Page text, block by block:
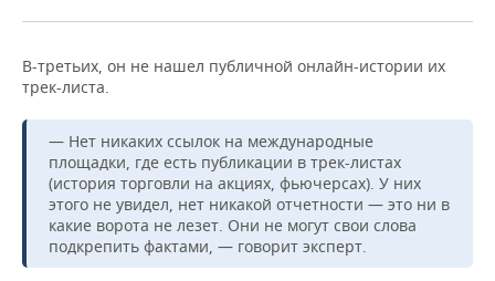
В-третьих, он не нашел публичной онлайн-истории их
трек-листа.
— Нет никаких ссылок на международные
площадки, где есть публикации в трек-листах
(история торговли на акциях, фьючерсах). У них
этого не увидел, нет никакой отчетности — это ни в
какие ворота не лезет. Они не могут свои слова
подкрепить фактами, — говорит эксперт.